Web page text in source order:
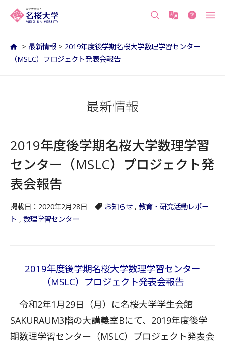
> 最新情報 > 2019年度後学期名桜大学数理学習センター
（MSLC）プロジェクト発表会報告
最新情報
2019年度後学期名桜大学数理学習
センター（MSLC）プロジェクト発
表会報告
掲載日：2020年2月28日 お知らせ , 教育・研究活動レポー
ト , 数理学習センター
2019年度後学期名桜大学数理学習センター
（MSLC）プロジェクト発表会報告
令和2年1月29日（月）に名桜大学学生会館
SAKURAUM3階の大講義室Bにて、2019年度後学
期数理学習センター（MSLC）プロジェクト発表会